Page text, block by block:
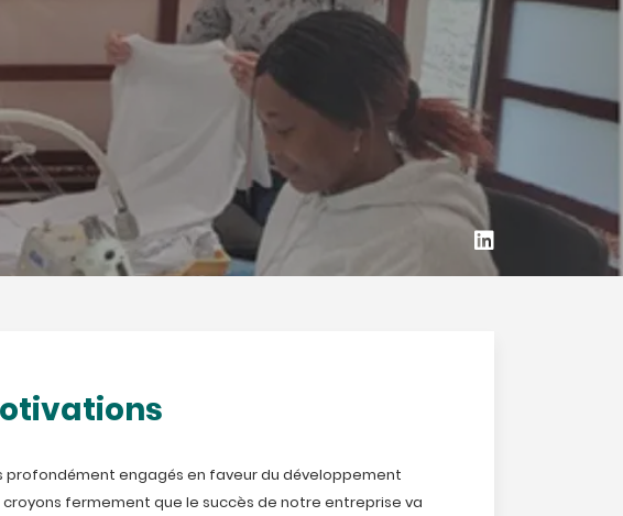
profondément engagés en faveur du développement
croyons fermement que le succès de notre entreprise va